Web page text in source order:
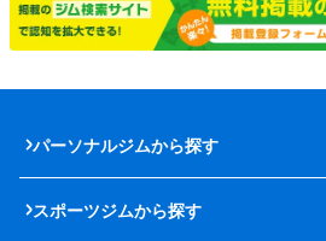
パーソナルジムから探す
スポーツジムから探す